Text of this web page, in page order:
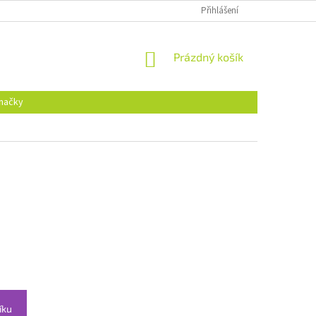
Přihlášení
NÁKUPNÍ
Prázdný košík